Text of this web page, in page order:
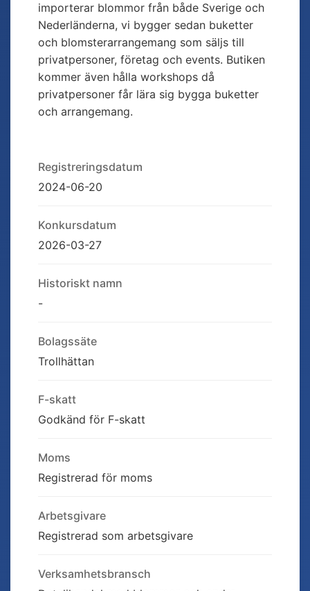
importerar blommor från både Sverige och
Nederländerna, vi bygger sedan buketter
och blomsterarrangemang som säljs till
privatpersoner, företag och events. Butiken
kommer även hålla workshops då
privatpersoner får lära sig bygga buketter
och arrangemang.
Registreringsdatum
2024-06-20
Konkursdatum
2026-03-27
Historiskt namn
-
Bolagssäte
Trollhättan
F-skatt
Godkänd för F-skatt
Moms
Registrerad för moms
Arbetsgivare
Registrerad som arbetsgivare
Verksamhetsbransch